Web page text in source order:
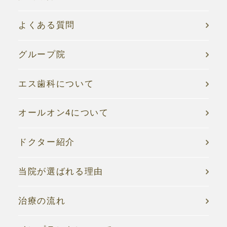
エス歯科について
ドクター紹介
オールオン4について
当院が選ばれる理由
治療の流れ
よくある質問
グループ院